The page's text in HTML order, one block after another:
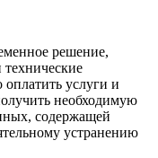
решение,
оплатить услуги и
необходимую
содержащей
устранению